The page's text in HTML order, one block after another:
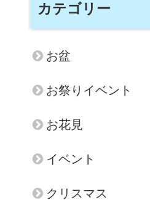
カテゴリー
お盆
お祭りイベント
お花見
イベント
クリスマス